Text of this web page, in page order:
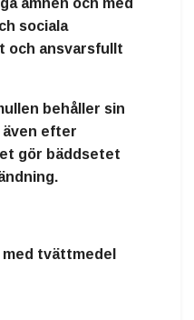
ämnen och med
sociala
och ansvarsfullt
behåller sin
även efter
gör bäddsetet
med tvättmedel